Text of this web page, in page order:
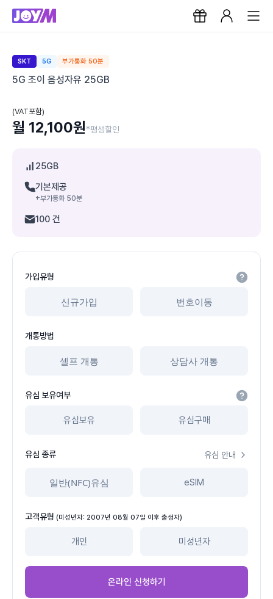
SKT 5G 부가통화 50분
5G 조이 음성자유 25GB
(VAT포함)
월 12,100원*평생할인
25GB
기본제공
+부가통화 50분
100 건
가입유형
신규가입 번호이동
개통방법
셀프 개통 상담사 개통
유심 보유여부
유심보유 유심구매
유심 종류 유심 안내
일반(NFC)유심 eSIM
고객유형 (미성년자: 2007년 08월 07일 이후 출생자)
개인 미성년자
온라인 신청하기